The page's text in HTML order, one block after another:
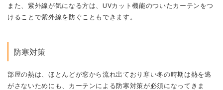
また、紫外線が気になる方は、UVカット機能のついたカーテンをつ
けることで紫外線を防ぐこともできます。
防寒対策
部屋の熱は、ほとんどが窓から流れ出ており寒い冬の時期は熱を逃
がさないためにも、カーテンによる防寒対策が必須になってきま